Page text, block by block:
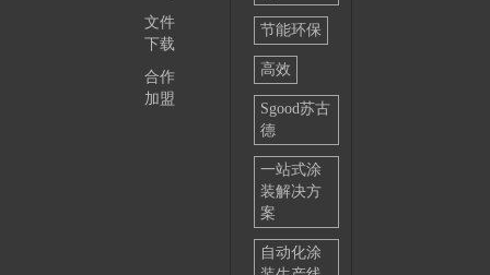
文件
下载
合作
加盟
节能环保
高效
Sgood苏古
德
一站式涂
装解决方
案
自动化涂